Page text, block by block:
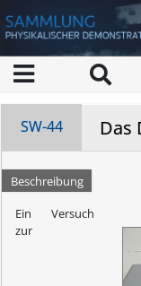
SW-44 Das
Beschreibung
Ein Versuch
zur